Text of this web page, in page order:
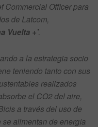
Commercial Officer para
de Latcom,
Vuelta +’.
a la estrategia socio
teniendo tanto con sus
realizados
el CO2 del aire,
a través del uso de
alimentan de energía